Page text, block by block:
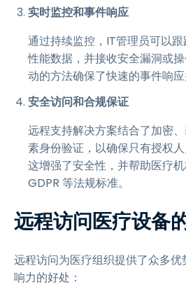
实时监控和事件响应
通过持续监控，IT管理员可以
性能数据，并接收安全漏洞或
动的方法确保了快速的事件响应
安全访问和合规保证
远程支持解决方案结合了加密
素身份验证，以确保只有授权人
这增强了安全性，并帮助医疗
GDPR 等法规标准。
远程访问医疗设备
远程访问为医疗组织提供了众多
响力的好处：